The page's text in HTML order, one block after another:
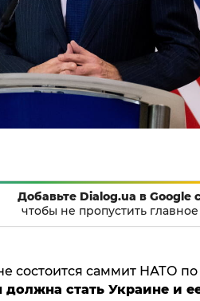
Добавьте Dialog.ua в Google
чтобы не пропустить главное
состоится саммит НАТО по
должна стать Украине и